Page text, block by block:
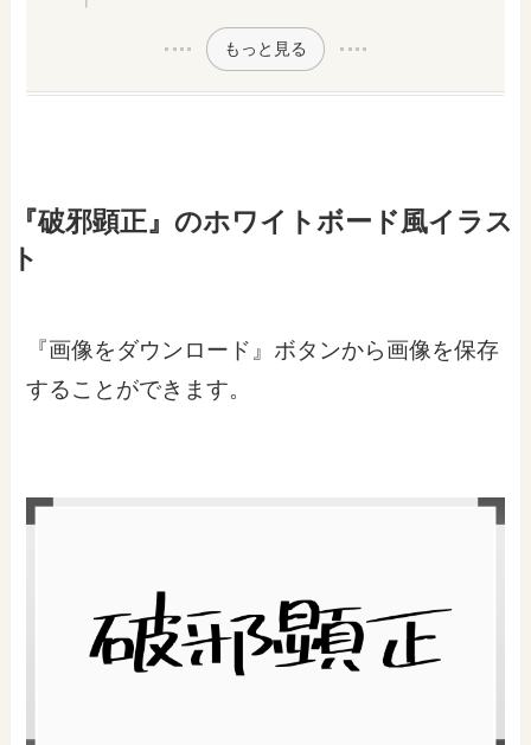
もっと見る
『破邪顕正』のホワイトボード風イラス
ト
『画像をダウンロード』ボタンから画像を保存
することができます。